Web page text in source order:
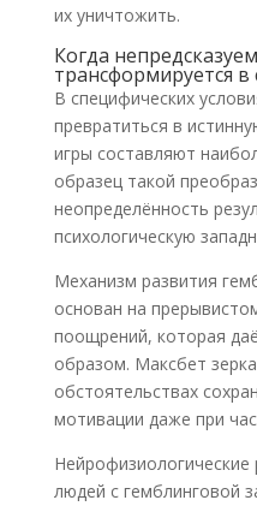
их уничтожить.
Когда
трансформируется в
В специфических
превратиться в
игры составляют
образец такой
неопределённость
психологическую
Механизм развития
основан на
поощрений, которая
образом. Максбет
обстоятельствах
мотивации даже при
людей с гемблинговой